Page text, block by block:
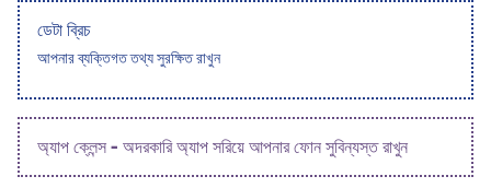
ডেটা ব্রিচ
আপনার ব্যক্তিগত তথ্য সুরক্ষিত রাখুন
অ্যাপ ক্লেন্স - অদরকারি অ্যাপ সরিয়ে আপনার ফোন সুবিন্যস্ত রাখুন